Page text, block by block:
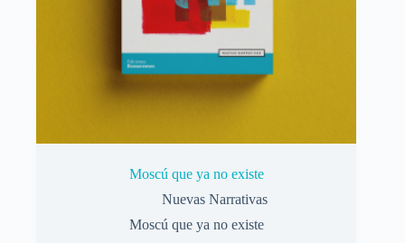
Moscú que ya no existe
Nuevas Narrativas
Moscú que ya no existe